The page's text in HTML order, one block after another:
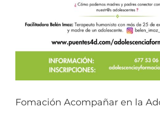
Fomación Acompañar en la